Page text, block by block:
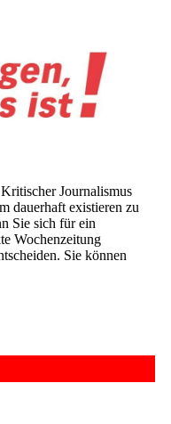
Journalismus
dauerhaft existieren zu
Sie sich für ein
Wochenzeitung
Sie können